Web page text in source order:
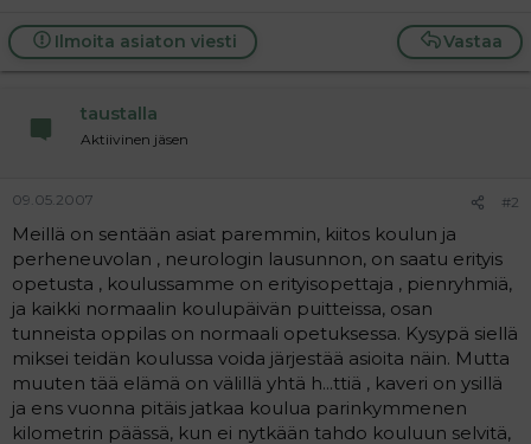
Vastaa
Ilmoita asiaton viesti
taustalla
Aktiivinen jäsen
09.05.2007 #2
Meillä on sentään asiat paremmin, kiitos koulun ja
perheneuvolan , neurologin lausunnon, on saatu erityis
opetusta , koulussamme on erityisopettaja , pienryhmiä,
ja kaikki normaalin koulupäivän puitteissa, osan
tunneista oppilas on normaali opetuksessa. Kysypä siellä
miksei teidän koulussa voida järjestää asioita näin. Mutta
muuten tää elämä on välillä yhtä h...ttiä , kaveri on ysillä
ja ens vuonna pitäis jatkaa koulua parinkymmenen
kilometrin päässä, kun ei nytkään tahdo kouluun selvitä,